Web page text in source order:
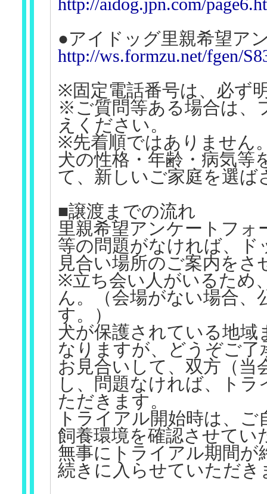
●アイドッグ里親希望ア
http://ws.formzu.net/fgen/
※固定電話番号は、必ず
※ご質問等ある場合は、
えください。
※先着順ではありません
犬の性格・年齢・病気等
て、新しいご家庭を選
■譲渡までの流れ
里親希望アンケートフ
等の問題がなければ、ド
見合い場所のご案内を
※立ち会い人がいるため
ん。（会場がない場合
す。）
犬が保護されている地
なりますが、どうぞご了
お見合いして、双方（当
し、問題なければ、ト
ただきます。
トライアル開始時は、
飼養環境を確認させてい
無事にトライアル期間が
続きに入らせていただき